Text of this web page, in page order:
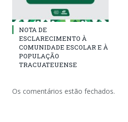
NOTA DE
ESCLARECIMENTO À
COMUNIDADE ESCOLAR E À
POPULAÇÃO
TRACUATEUENSE
Os comentários estão fechados.